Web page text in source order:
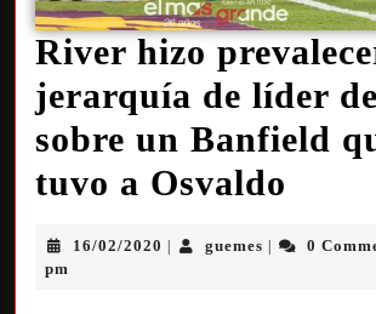
River hizo
jerarquía de líder
sobre un Banfield
tuvo a Osvaldo
16/02/2020 guemes 0
pm